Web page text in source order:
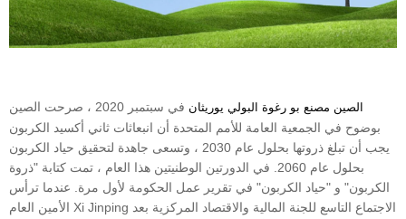
الصين مصنع بو رغوة البولي يوريثان
في سبتمبر 2020 ، صرحت الصين
بوضوح في الجمعية العامة للأمم المتحدة أن انبعاثات ثاني أكسيد الكربون
يجب أن تبلغ ذروتها بحلول عام 2030 ، وتسعى جاهدة لتحقيق حياد الكربون
بحلول عام 2060. في الدورتين الوطنيتين هذا العام ، تمت كتابة "ذروة
الكربون" و "حياد الكربون" في تقرير عمل الحكومة لأول مرة. عندما ترأس
الأمين العام Xi Jinping الاجتماع التاسع للجنة المالية والاقتصاد المركزية بعد